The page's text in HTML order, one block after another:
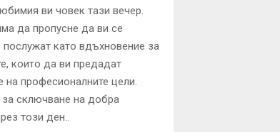
ви човек тази вечер.
да пропусне да ви се
като вдъхновение за
които да ви предадат
професионалните цели.
сключване на добра
този ден..